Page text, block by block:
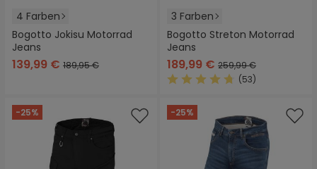
4 Farben
Bogotto Jokisu Motorrad
Jeans
139,99 € 189,95 €
3 Farben
Bogotto Streton Motorrad
Jeans
189,99 € 259,99 €
(53)
-25% -25%